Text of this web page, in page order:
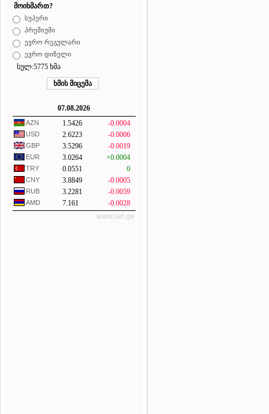
მოიხმართ?
სუპერი
პრემიუმი
ევრო რეგულარი
ევრო დიზელი
სულ:5775 ხმა
07.08.2026
AZN 1.5426 -0.0004
USD 2.6223 -0.0006
GBP 3.5296 -0.0019
EUR 3.0264 +0.0004
TRY 0.0551 0
CNY 3.8849 -0.0005
RUB 3.2281 -0.0059
AMD 7.161
-0.0028
www.lari.ge